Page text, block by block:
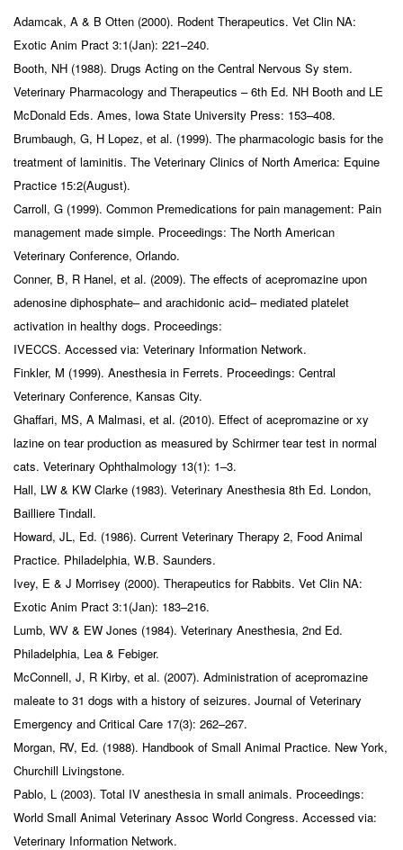
Adamcak, A & B Otten (2000). Rodent Therapeutics. Vet Clin NA:
Exotic Anim Pract 3:1(Jan): 221–240.
Booth, NH (1988). Drugs Acting on the Central Nervous Sy stem.
Veterinary Pharmacology and Therapeutics – 6th Ed. NH Booth and LE
McDonald Eds. Ames, Iowa State University Press: 153–408.
Brumbaugh, G, H Lopez, et al. (1999). The pharmacologic basis for the
treatment of laminitis. The Veterinary Clinics of North America: Equine
Practice 15:2(August).
Carroll, G (1999). Common Premedications for pain management: Pain
management made simple. Proceedings: The North American
Veterinary Conference, Orlando.
Conner, B, R Hanel, et al. (2009). The effects of acepromazine upon
adenosine diphosphate– and arachidonic acid– mediated platelet
activation in healthy dogs. Proceedings:
IVECCS. Accessed via: Veterinary Information Network.
Finkler, M (1999). Anesthesia in Ferrets. Proceedings: Central
Veterinary Conference, Kansas City.
Ghaffari, MS, A Malmasi, et al. (2010). Effect of acepromazine or xy
lazine on tear production as measured by Schirmer tear test in normal
cats. Veterinary Ophthalmology 13(1): 1–3.
Hall, LW & KW Clarke (1983). Veterinary Anesthesia 8th Ed. London,
Bailliere Tindall.
Howard, JL, Ed. (1986). Current Veterinary Therapy 2, Food Animal
Practice. Philadelphia, W.B. Saunders.
Ivey, E & J Morrisey (2000). Therapeutics for Rabbits. Vet Clin NA:
Exotic Anim Pract 3:1(Jan): 183–216.
Lumb, WV & EW Jones (1984). Veterinary Anesthesia, 2nd Ed.
Philadelphia, Lea & Febiger.
McConnell, J, R Kirby, et al. (2007). Administration of acepromazine
maleate to 31 dogs with a history of seizures. Journal of Veterinary
Emergency and Critical Care 17(3): 262–267.
Morgan, RV, Ed. (1988). Handbook of Small Animal Practice. New York,
Churchill Livingstone.
Pablo, L (2003). Total IV anesthesia in small animals. Proceedings:
World Small Animal Veterinary Assoc World Congress. Accessed via:
Veterinary Information Network.